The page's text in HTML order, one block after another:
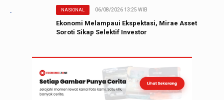
NASIONAL 06/08/2026 13:25 WIB
Ekonomi Melampaui Ekspektasi, Mirae Asset
Soroti Sikap Selektif Investor